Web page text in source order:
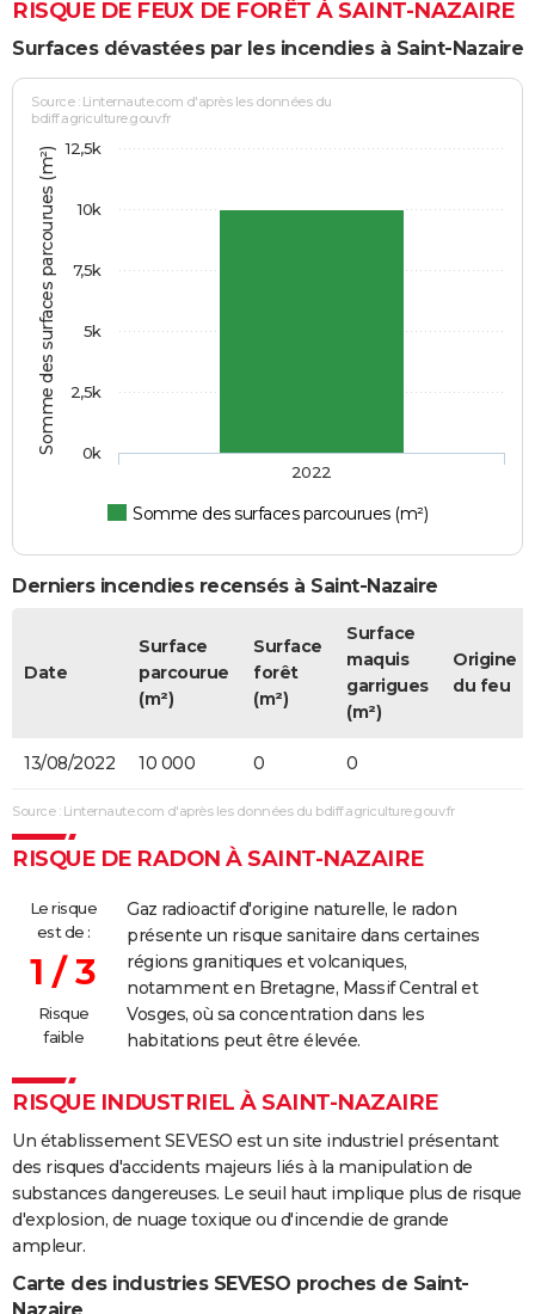
RISQUE DE FEUX DE FORÊT À SAINT-NAZAIRE
Surfaces dévastées par les incendies à Saint-Nazaire
Somme des surfaces parcourues (m²)
Source : Linternaute.com d'après les données du
bdiff.agriculture.gouv.fr
Somme des surfaces parcourues (m²)
2022
0k
2,5k
5k
7,5k
10k
12,5k
Derniers incendies recensés à Saint-Nazaire
Date
Surface
parcourue
(m²)
Surface
forêt
(m²)
Surface
maquis
garrigues
(m²)
Origine
du feu
13/08/2022 10 000 0 0
Source : Linternaute.com d'après les données du bdiff.agriculture.gouv.fr
RISQUE DE RADON À SAINT-NAZAIRE
Le risque
est de :
1 / 3
Risque
faible
Gaz radioactif d'origine naturelle, le radon
présente un risque sanitaire dans certaines
régions granitiques et volcaniques,
notamment en Bretagne, Massif Central et
Vosges, où sa concentration dans les
habitations peut être élevée.
RISQUE INDUSTRIEL À SAINT-NAZAIRE
Un établissement SEVESO est un site industriel présentant
des risques d'accidents majeurs liés à la manipulation de
substances dangereuses. Le seuil haut implique plus de risque
d'explosion, de nuage toxique ou d'incendie de grande
ampleur.
Carte des industries SEVESO proches de Saint-